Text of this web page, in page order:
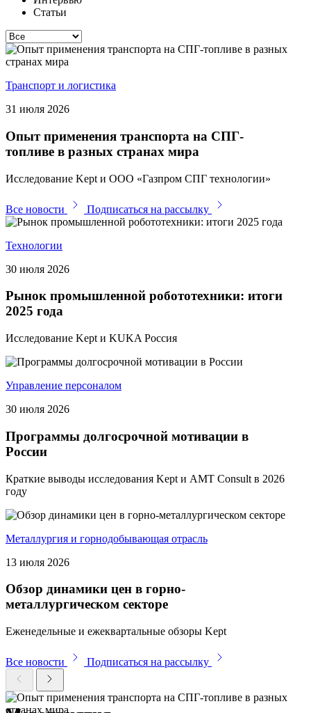
Статьи
Транспорт и логистика
31 июля 2026
Опыт применения транспорта на СПГ-
топливе в разных странах мира
Исследование Kept и ООО «Газпром СПГ технологии»
Все новости Подписаться на рассылку
Технологии
30 июля 2026
Рынок промышленной робототехники: итоги
2025 года
Исследование Kept и KUKA Россия
Управление персоналом
30 июля 2026
Программы долгосрочной мотивации в
России
Краткие выводы исследования Kept и AMT Consult в 2026
году
Металлургия и горнодобывающая отрасль
13 июля 2026
Обзор динамики цен в горно-
металлургическом секторе
Еженедельные и ежеквартальные обзоры Kept
Все новости Подписаться на рассылку